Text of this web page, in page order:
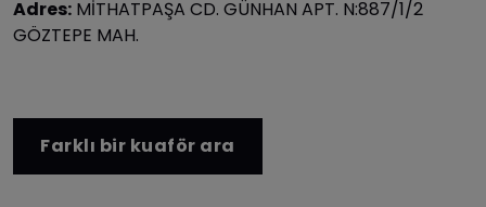
Adres: MİTHATPAŞA CD. GÜNHAN APT. N:887/1/2
GÖZTEPE MAH.
Farklı bir kuaför ara